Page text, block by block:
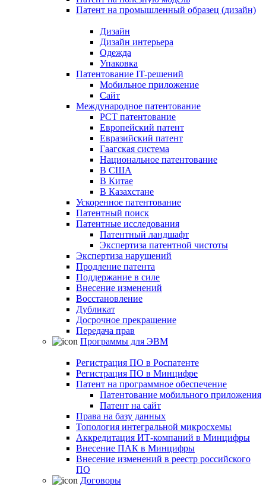
Патент на промышленный образец (дизайн)
Дизайн
Дизайн интерьера
Одежда
Упаковка
Патентование IT-решений
Мобильное приложение
Сайт
Международное патентование
PCT патентование
Европейский патент
Евразийский патент
Гаагская система
Национальное патентование
В США
В Китае
В Казахстане
Ускоренное патентование
Патентный поиск
Патентные исследования
Патентный ландшафт
Экспертиза патентной чистоты
Экспертиза нарушений
Продление патента
Поддержание в силе
Внесение изменений
Восстановление
Дубликат
Досрочное прекращение
Передача прав
Программы для ЭВМ
Регистрация ПО в Роспатенте
Регистрация ПО в Минцифре
Патент на программное обеспечение
Патентование мобильного приложения
Патент на сайт
Права на базу данных
Топология интегральной микросхемы
Аккредитация ИТ-компаний в Минцифры
Внесение ПАК в Минцифры
Внесение изменений в реестр российского
ПО
Договоры